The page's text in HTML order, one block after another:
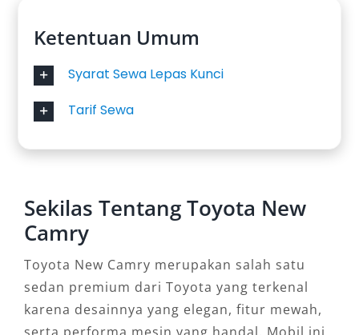
Ketentuan Umum
Syarat Sewa Lepas Kunci
Tarif Sewa
Sekilas Tentang Toyota New
Camry
Toyota New Camry merupakan salah satu
sedan premium dari Toyota yang terkenal
karena desainnya yang elegan, fitur mewah,
serta performa mesin yang handal. Mobil ini